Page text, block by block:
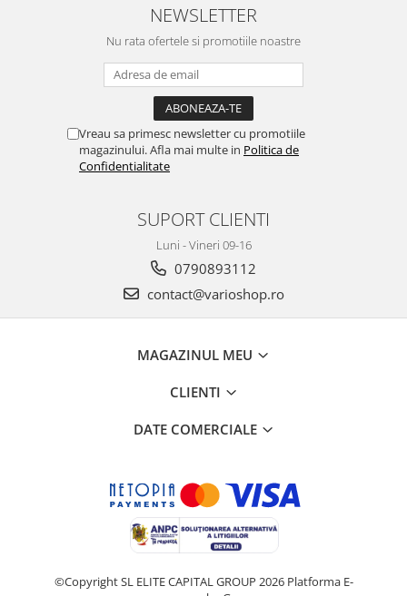
37 x 50 cm, Negru
Drumetii si Munte 42x14x33
cm, Negr
NEWSLETTER
Nu rata ofertele si promotiile noastre
Vreau sa primesc newsletter cu promotiile
magazinului. Afla mai multe in Politica de
Confidentialitate
SUPORT CLIENTI
Luni - Vineri 09-16
0790893112
contact@varioshop.ro
MAGAZINUL MEU
CLIENTI
DATE COMERCIALE
©Copyright SL ELITE CAPITAL GROUP 2026 Platforma E-